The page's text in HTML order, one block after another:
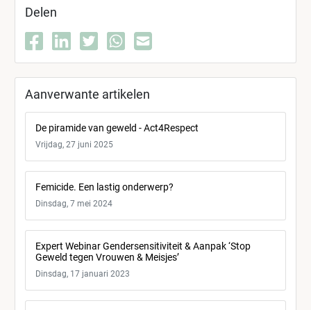
Delen
Aanverwante artikelen
De piramide van geweld - Act4Respect
Vrijdag, 27 juni 2025
Femicide. Een lastig onderwerp?
Dinsdag, 7 mei 2024
Expert Webinar Gendersensitiviteit & Aanpak ‘Stop
Geweld tegen Vrouwen & Meisjes’
Dinsdag, 17 januari 2023